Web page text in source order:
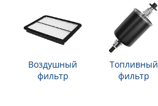
Воздушный
фильтр
Топливный
фильтр